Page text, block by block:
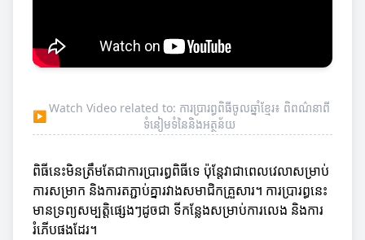
▶
Watch Video related to: ការប្រារព្ធពិធីចូលឆ្នាំខ្មែរ៖ ពិពណ៌នាពី
ទំនៀមទំនៃនិងអត្ថន័យ
ពិធីនេះមិនត្រឹមតែជាការប្រារព្ធពិធីទេ ប៉ុន្តែវាជាពេលវេលាសម្រាប់
ការសម្រាក និងការតភ្ជាប់គ្នារវាងសមាជិកគ្រួសារ។ ការប្រារព្ធនេះ
មានទ្រព្យសម្បត្តិផ្សេងៗដូចជា ទីកន្លែងសម្រាប់ការលេង និងការ
រំភើបផងដែរ។